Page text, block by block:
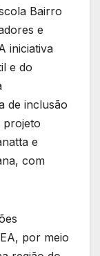
Bairro
e
iniciativa
e do
de inclusão
projeto
e
com
por meio